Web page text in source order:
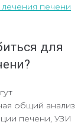
печени
для
общий анализ
печени, УЗИ